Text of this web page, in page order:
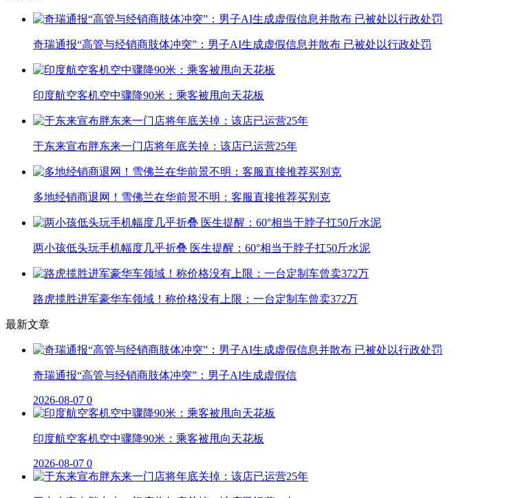
奇瑞通报“高管与经销商肢体冲突”：男子AI生成虚假信息并散布 已被处以行政处罚
印度航空客机空中骤降90米：乘客被甩向天花板
于东来宣布胖东来一门店将年底关掉：该店已运营25年
多地经销商退网！雪佛兰在华前景不明：客服直接推荐买别克
两小孩低头玩手机幅度几乎折叠 医生提醒：60°相当于脖子扛50斤水泥
路虎揽胜进军豪华车领域！称价格没有上限：一台定制车曾卖372万
最新文章
奇瑞通报“高管与经销商肢体冲突”：男子AI生成虚假信
2026-08-07 0
印度航空客机空中骤降90米：乘客被甩向天花板
2026-08-07 0